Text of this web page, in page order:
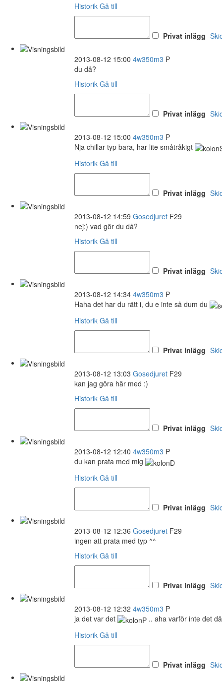
Historik Gå till
Privat inlägg
2013-08-12 15:00 4w350m3 P
du då?
Historik Gå till
Privat inlägg
2013-08-12 15:00 4w350m3 P
Nja chillar typ bara, har lite småtråkigt
Historik Gå till
Privat inlägg
2013-08-12 14:59 Gosedjuret F29
nej:) vad gör du då?
Historik Gå till
Privat inlägg
2013-08-12 14:34 4w350m3 P
Haha det har du rätt i, du e inte så dum du
Historik Gå till
Privat inlägg
2013-08-12 13:03 Gosedjuret F29
kan jag göra här med :)
Historik Gå till
Privat inlägg
2013-08-12 12:40 4w350m3 P
du kan prata med mig
Historik Gå till
Privat inlägg
2013-08-12 12:36 Gosedjuret F29
ingen att prata med typ ^^
Historik Gå till
Privat inlägg
2013-08-12 12:32 4w350m3 P
ja det var det
.. aha varför inte det
Historik Gå till
Privat inlägg